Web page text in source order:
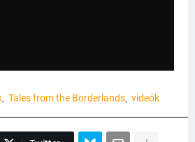
Tales from the Borderlands videók